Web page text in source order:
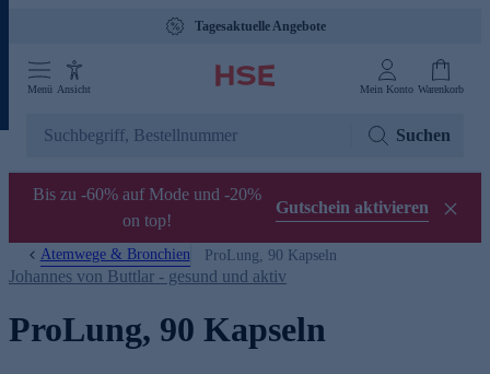
Tagesaktuelle Angebote
Menü Ansicht Mein Konto Warenkorb
Suchen
Bis zu -60% auf Mode und -20%
on top!
Gutschein aktivieren
Atemwege & Bronchien ProLung, 90 Kapseln
Johannes von Buttlar - gesund und aktiv
ProLung, 90 Kapseln